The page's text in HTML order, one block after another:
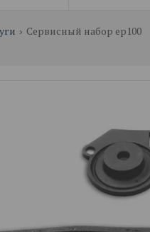
Сервисный набор ep100